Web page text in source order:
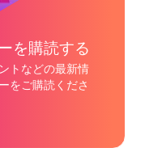
を購読する
トなどの最新情
をご購読くださ